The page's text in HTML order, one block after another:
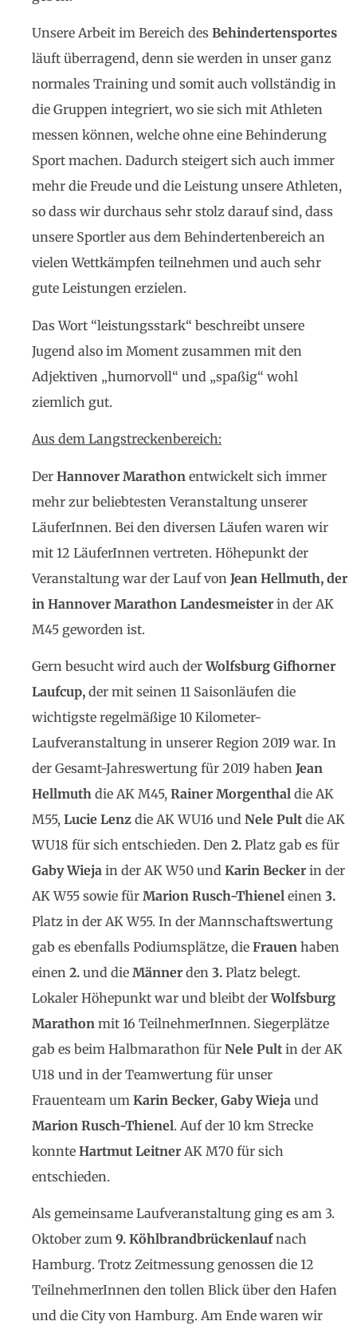
Unsere Arbeit im Bereich des Behindertensportes
läuft überragend, denn sie werden in unser ganz
normales Training und somit auch vollständig in
die Gruppen integriert, wo sie sich mit Athleten
messen können, welche ohne eine Behinderung
Sport machen. Dadurch steigert sich auch immer
mehr die Freude und die Leistung unsere Athleten,
so dass wir durchaus sehr stolz darauf sind, dass
unsere Sportler aus dem Behindertenbereich an
vielen Wettkämpfen teilnehmen und auch sehr
gute Leistungen erzielen.
Das Wort “leistungsstark“ beschreibt unsere
Jugend also im Moment zusammen mit den
Adjektiven „humorvoll“ und „spaßig“ wohl
ziemlich gut.
Aus dem Langstreckenbereich:
Der Hannover Marathon entwickelt sich immer
mehr zur beliebtesten Veranstaltung unserer
LäuferInnen. Bei den diversen Läufen waren wir
mit 12 Läufer­Innen vertreten. Höhepunkt der
Veranstaltung war der Lauf von Jean Hellmuth, der
in Hannover Marathon Landesmeister in der AK
M45 geworden ist.
Gern besucht wird auch derWolfsburg Gifhorner
Laufcup, der mit seinen 11 Saisonläufen die
wichtigste regelmäßige 10 Kilometer-
Laufveranstaltung in unserer Region 2019 war. In
der Gesamt-Jahreswertung für 2019 haben Jean
Hellmuth die AK M45, Rainer Morgenthal die AK
M55, Lucie Lenz die AK WU16 und Nele Pult die AK
WU18 für sich entschieden. Den 2. Platz gab es für
GabyWieja in der AK W50 und Karin Becker in der
AK W55 sowie für Marion Rusch-Thienel einen 3.
Platz in der AK W55. In der Mannschaftswertung
gab es ebenfalls Podiumsplätze, die Frauen haben
einen 2. und die Männer den 3. Platz belegt.
Lokaler Höhepunkt war und bleibt derWolfsburg
Marathon mit 16 TeilnehmerInnen. Siegerplätze
gab es beim Halbmarathon für Nele Pult in der AK
U18 und in der Teamwertung für unser
Frauenteam um Karin Becker, GabyWieja und
Marion Rusch-Thienel. Auf der 10 km Strecke
konnte Hartmut Leitner AK M70 für sich
entschieden.
Als gemeinsame Laufveranstaltung ging es am 3.
Oktober zum 9. Köhlbrandbrückenlaufnach
Hamburg. Trotz Zeitmessung genossen die 12
TeilnehmerInnen den tollen Blick über den Hafen
und die City von Hamburg. Am Ende waren wir